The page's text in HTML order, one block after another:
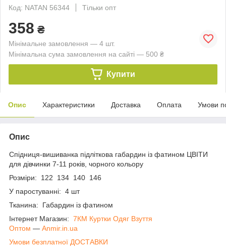
Код: NATAN 56344
Тільки опт
358 ₴
Мінімальне замовлення — 4 шт.
Мінімальна сума замовлення на сайті — 500 ₴
Купити
Опис Характеристики Доставка Оплата Умови
Опис
Спідниця-вишиванка підліткова габардин із фатином ЦВІТИ
для дівчинки 7-11 років, чорного кольору
Розміри: 122 134 140 146
У паростуванні: 4 шт
Тканина: Габардин із фатином
Інтернет Магазин: 7КМ Куртки Одяг Взуття
Оптом ― Anmir.in.ua
Умови безплатної ДОСТАВКИ